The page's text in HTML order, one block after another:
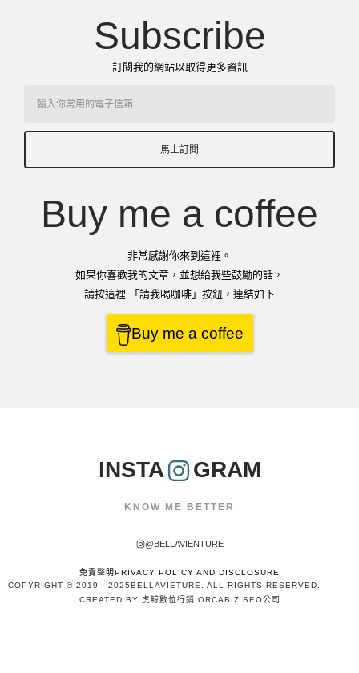
Subscribe
訂閱我的網站以取得更多資訊
馬上訂閱
Buy me a coffee
非常感謝你來到這裡。
如果你喜歡我的文章，並想給我些鼓勵的話，
請按這裡 「請我喝咖啡」按鈕，連結如下
Buy me a coffee
INSTA GRAM
KNOW ME BETTER
@BELLAVIENTURE
免責聲明PRIVACY POLICY AND DISCLOSURE
COPYRIGHT © 2019 - 2025 BELLAVIETURE. ALL RIGHTS RESERVED.
CREATED BY 虎鯨數位行銷 ORCABIZ SEO公司